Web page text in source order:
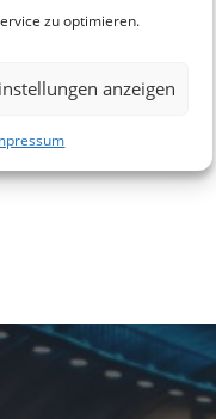
zu optimieren.
anzeigen